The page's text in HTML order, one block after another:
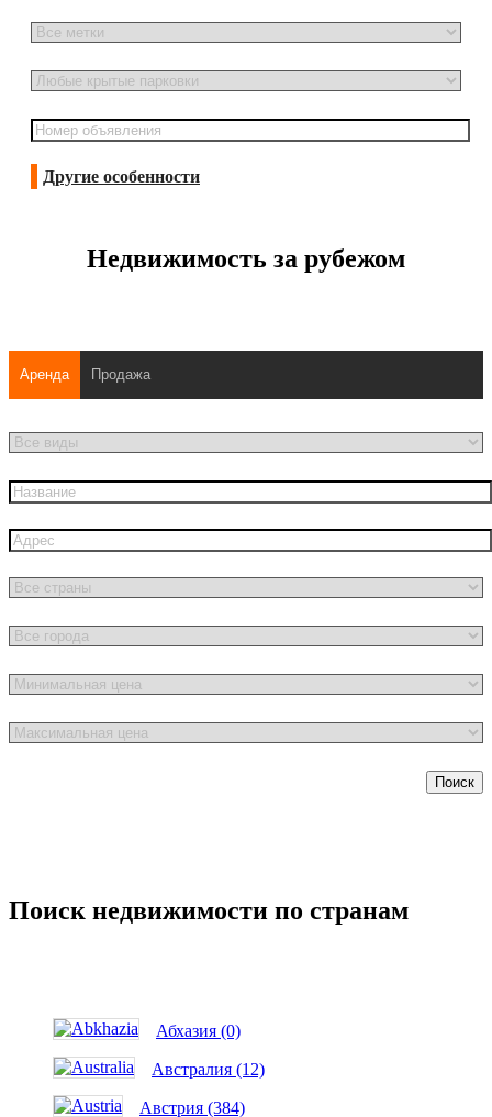
Другие особенности
Недвижимость за рубежом
Аренда Продажа
Поиск
Поиск недвижимости по странам
Абхазия (0)
Австралия (12)
Австрия (384)